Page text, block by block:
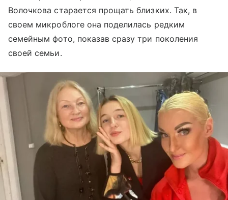
Волочкова старается прощать близких. Так, в
своем микроблоге она поделилась редким
семейным фото, показав сразу три поколения
своей семьи.